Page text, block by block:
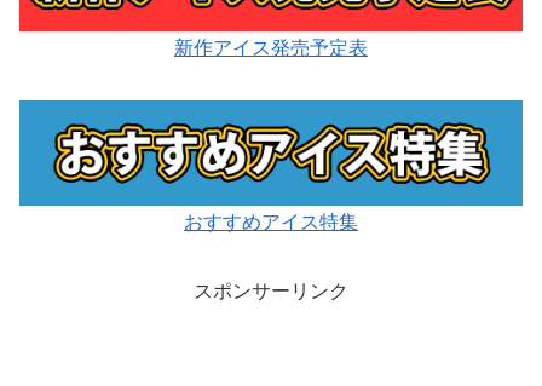
新作アイス発売予定表
おすすめアイス特集
スポンサーリンク